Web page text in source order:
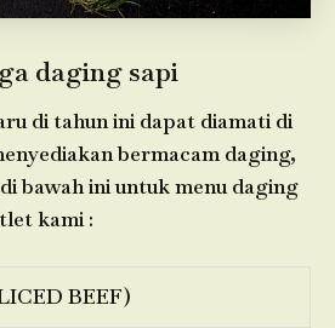
daging sapi
di tahun ini dapat diamati di
bermacam daging,
bawah ini untuk menu daging
kami :
BEEF)